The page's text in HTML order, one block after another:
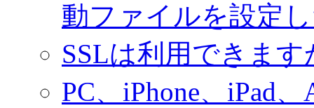
動ファイルを設定
SSLは利用できます
PC、iPhone、iPad